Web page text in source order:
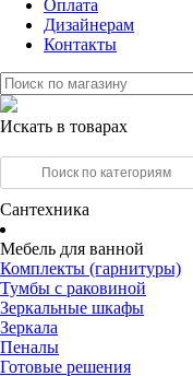
Оплата
Дизайнерам
Контакты
Искать в товарах
Сантехника
Мебель для ванной
Комплекты (гарнитуры)
Тумбы с раковиной
Зеркальные шкафы
Зеркала
Пеналы
Готовые решения